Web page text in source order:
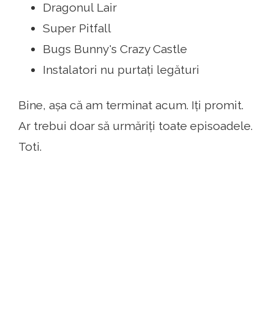
Dragonul Lair
Super Pitfall
Bugs Bunny's Crazy Castle
Instalatori nu purtați legături
Bine, așa că am terminat acum. Iți promit.
Ar trebui doar să urmăriți toate episoadele.
Toti.